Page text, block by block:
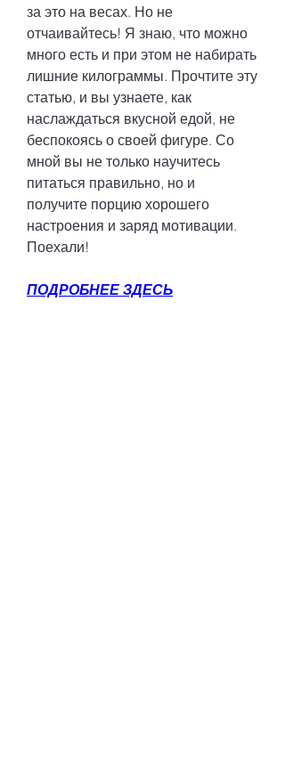
за это на весах. Но не
отчаивайтесь! Я знаю, что можно
много есть и при этом не набирать
лишние килограммы. Прочтите эту
статью, и вы узнаете, как
наслаждаться вкусной едой, не
беспокоясь о своей фигуре. Со
мной вы не только научитесь
питаться правильно, но и
получите порцию хорошего
настроения и заряд мотивации.
Поехали!
ПОДРОБНЕЕ ЗДЕСЬ